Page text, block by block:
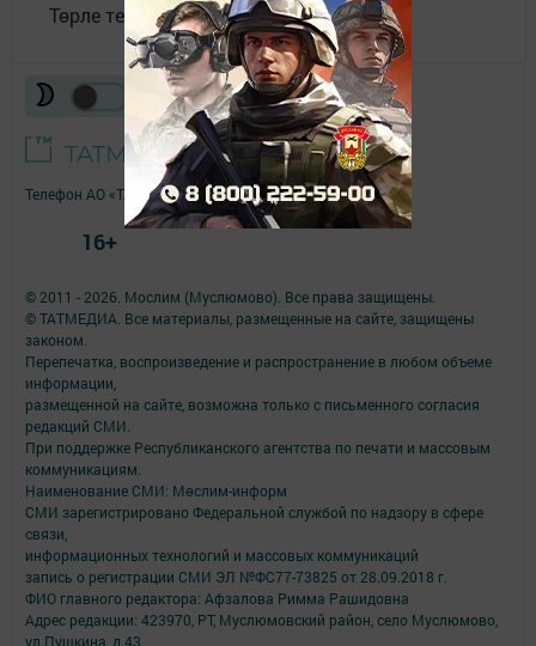
Төрле темалар
© 2011 - 2026. Мослим (Муслюмово). Все права защищены.
© ТАТМЕДИА. Все материалы, размещенные на сайте, защищены
законом.
Перепечатка, воспроизведение и распространение в любом объеме
информации,
размещенной на сайте, возможна только с письменного согласия
редакций СМИ.
При поддержке Республиканского агентства по печати и массовым
коммуникациям.
Наименование СМИ: Мөслим-информ
СМИ зарегистрировано Федеральной службой по надзору в сфере
связи,
информационных технологий и массовых коммуникаций
запись о регистрации СМИ ЭЛ №ФС77-73825 от 28.09.2018 г.
ФИО главного редактора: Афзалова Римма Рашидовна
Адрес редакции: 423970, РТ, Муслюмовский район, село Муслюмово,
ул.Пушкина, д.43
Телефон АО «ТАТМЕДИА»:(843) 222 09 84
16+